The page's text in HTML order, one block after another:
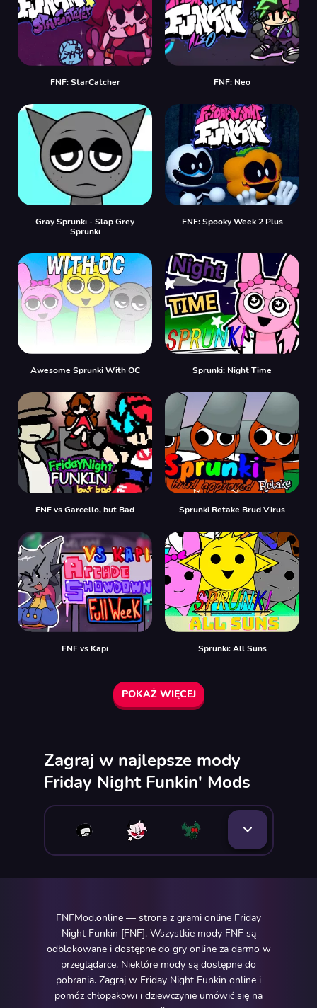
FNF: StarCatcher FNF: Neo
Gray Sprunki - Slap Grey
Sprunki
FNF: Spooky Week 2 Plus
Awesome Sprunki With OC Sprunki: Night Time
FNF vs Garcello, but Bad Sprunki Retake Brud Virus
FNF vs Kapi Sprunki: All Suns
POKAŻ WIĘCEJ
Zagraj w najlepsze mody
Friday Night Funkin' Mods
FNFMod.online — strona z grami online Friday
Night Funkin [FNF]. Wszystkie mody FNF są
odblokowane i dostępne do gry online za darmo w
przeglądarce. Niektóre mody są dostępne do
pobrania. Zagraj w Friday Night Funkin online i
pomóż chłopakowi i dziewczynie umówić się na